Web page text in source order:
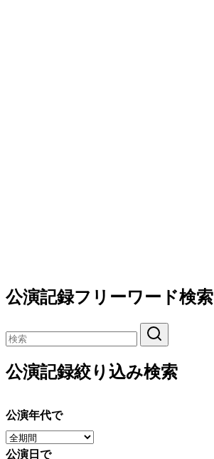
公演記録フリーワード検索
公演記録絞り込み検索
公演年代で
公演日で